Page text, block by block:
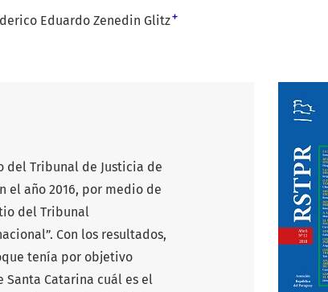
Eduardo Zenedin Glitz+
Tribunal de Justicia de
el año 2016, por medio de
del Tribunal
Con los resultados,
tenía por objetivo
Catarina cuál es el